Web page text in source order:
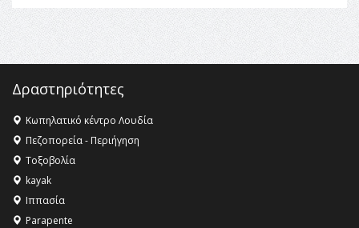
θεσμικές διαδικασίες υπάρχει μόνο η ευθύνη απέναντι
στις επόμενες γενιές»
16:35 -Το πρόγραμμα του ΠΑΟΚ στον δεύτερο γύρο του
16:27 - Όλυμπος: Εντάχθηκε στον Κατάλογο Παγκόσμιας
Κληρονομιάς της UNESCO – Ομόφωνη η απόφαση Ο
Όλυμπος αναγνωρίστηκε ως φυσικό και πολιτιστικό
αγαθό εξέχουσας οικουμενικής αξίας για την
ανθρωπότητα
16:18 -
ΣΤΗΝ ΕΔΕΣΣΑ
Δραστηριότητες
Κωπηλατικό κέντρο Λουδία
Πεζοπορεία - Περιήγηση
Τοξοβολία
kayak
Ιππασία
Parapente